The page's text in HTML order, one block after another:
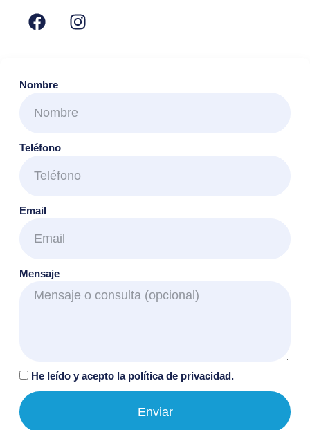
Nombre
Teléfono
Email
Mensaje
He leído y acepto la política de privacidad.
Enviar